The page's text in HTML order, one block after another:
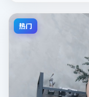
热门